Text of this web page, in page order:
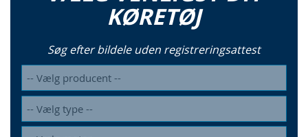
KØRETØJ
Søg efter bildele uden registreringsattest